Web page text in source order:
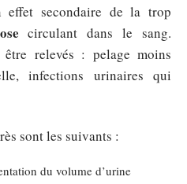
secondaire de la trop
circulant dans le sang.
être relevés : pelage moins
infections urinaires qui
sont les suivants :
du volume d’urine